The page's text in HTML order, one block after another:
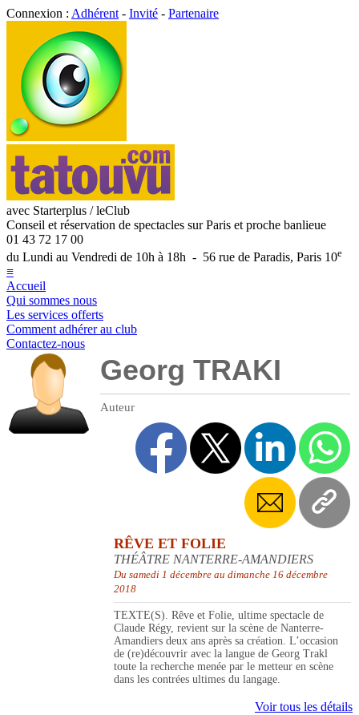
Connexion : Adhérent - Invité - Partenaire
avec Starterplus / leClub
Conseil et réservation de spectacles sur Paris et proche banlieue
01 43 72 17 00
du Lundi au Vendredi de 10h à 18h - 56 rue de Paradis, Paris 10e
≡
Accueil
Qui sommes nous
Les services offerts
Comment adhérer au club
Contactez-nous
Georg TRAKI
Auteur
RÊVE ET FOLIE
THÉÂTRE NANTERRE-AMANDIERS
Du samedi 1 décembre au dimanche 16 décembre
2018
TEXTE(S). Rêve et Folie, ultime spectacle de
Claude Régy, revient sur la scène de Nanterre-
Amandiers deux ans après sa création. L’occasion
de (re)découvrir avec la langue de Georg Trakl
toute la recherche menée par le metteur en scène
dans les contrées ultimes du langage.
Voir tous les détails